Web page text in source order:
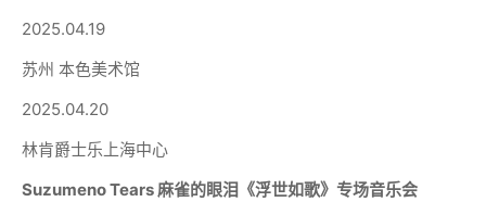
2025.04.19
苏州 本色美术馆
2025.04.20
林肯爵士乐上海中心
Suzumeno Tears 麻雀的眼泪《浮世如歌》专场音乐会